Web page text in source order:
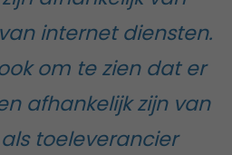
internet diensten.
om te zien dat er
afhankelijk zijn van
toeleverancier